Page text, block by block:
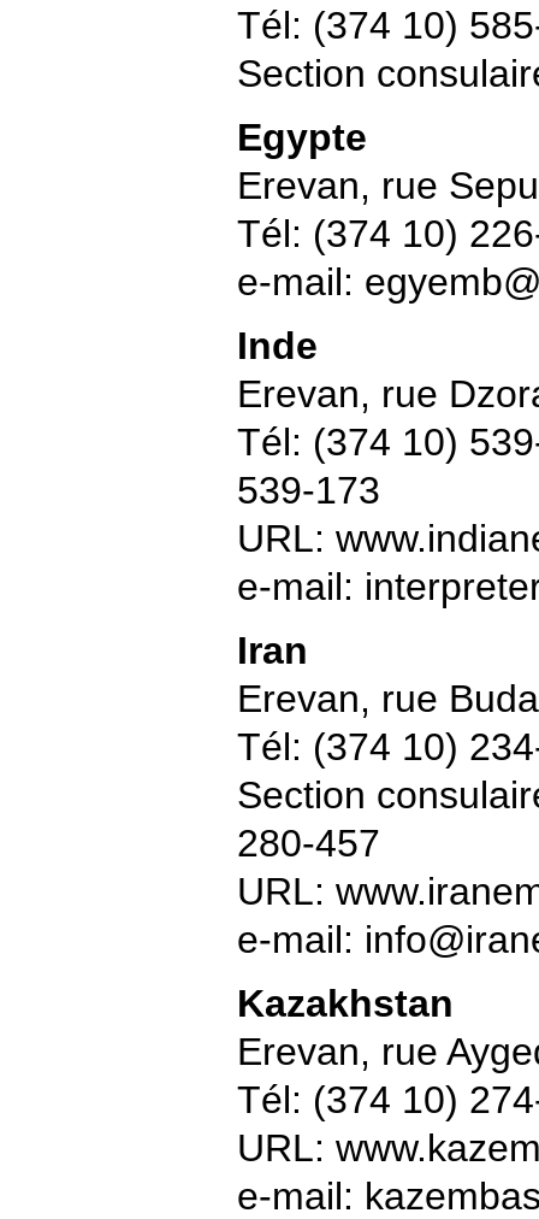
Tél: (374 10)
Section
Egypte
Erevan, rue
Tél: (374 10)
e-mail:
Inde
Erevan, rue
Tél: (374 10)
539-173
URL:
e-mail:
Iran
Erevan, rue
Tél: (374 10)
Section
280-457
URL:
e-mail:
Kazakhstan
Erevan, rue
Tél: (374 10)
URL:
e-mail: